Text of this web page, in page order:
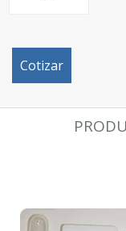
Cotizar